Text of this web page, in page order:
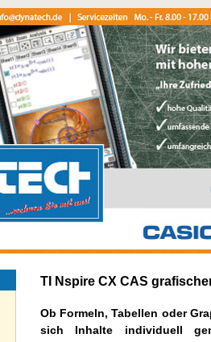
TI Nspire CX CAS
Ob Formeln, Tabellen oder
sich Inhalte individuell